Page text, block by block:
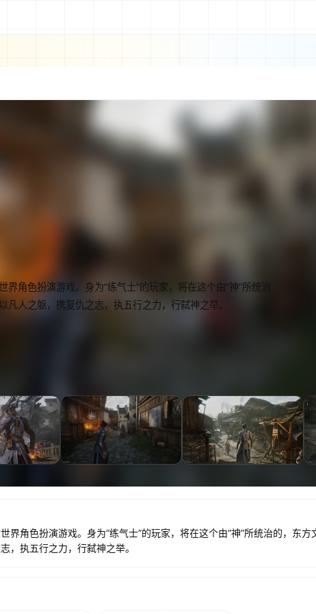
角色扮演游戏。身为“练气士”的玩家，将在这个由“神”所统治
凡人之躯，携复仇之志，执五行之力，行弑神之举。
界角色扮演游戏。身为“练气士”的玩家，将在这个由“神”所统治的，东方
，执五行之力，行弑神之举。